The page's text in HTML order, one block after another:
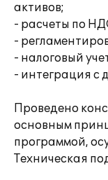
активов;
- расчеты по
-
- налоговый
- интеграция с
Проведено
основным
программой,
Техническая